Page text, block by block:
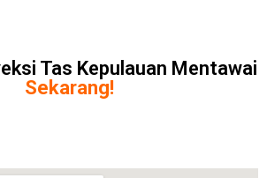
Tas Kepulauan Mentawai
Sekarang!